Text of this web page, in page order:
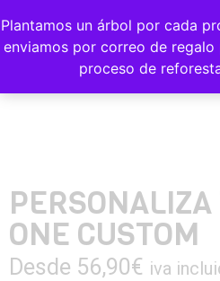
Plantamos un árbol por cada
enviamos por correo de regalo
proceso de
ONE CUSTOM
Desde 56,90€ iva